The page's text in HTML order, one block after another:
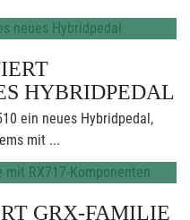
HYBRIDPEDAL
ein neues Hybridpedal,
mit ...
GRX-FAMILIE